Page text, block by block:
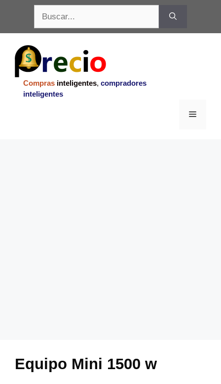
contenido
Compras inteligentes, compradores
inteligentes
Menu
Equipo Mini 1500 w